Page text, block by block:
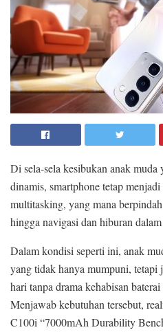
Di sela-sela kesibukan anak muda
dinamis, smartphone tetap
multitasking, yang mana
hingga navigasi dan hiburan
Dalam kondisi seperti ini, anak
yang tidak hanya mumpuni, tetapi
hari tanpa drama kehabisan
Menjawab kebutuhan tersebut,
C100i “7000mAh Durability